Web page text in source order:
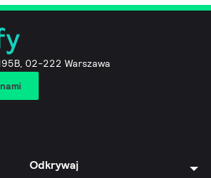
02-222 Warszawa
Odkrywaj